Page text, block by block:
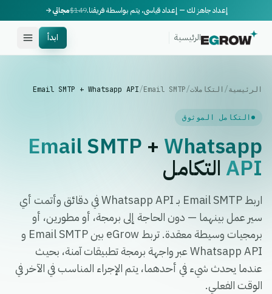
إعداد جاهز لك — إعداد قياسي، يتم بواسطة فريقنا.$149مجاني
الرئيسية ابدأ
الرئيسية/ التكاملات/
Email SMTP
/
Email SMTP + Whatsapp API
التكامل الموثوق
Email SMTP + Whatsapp
API التكامل
اربط Email SMTP بـ Whatsapp API في دقائق وأتمت أي
سير عمل بينهما — دون الحاجة إلى برمجة، أو مطورين، أو
برمجيات وسيطة معقدة. تربط eGrow بين Email SMTP و
Whatsapp API عبر واجهة برمجة تطبيقات آمنة، بحيث
عندما يحدث شيء في أحدهما، يتم الإجراء المناسب في الآخر في
الوقت الفعلي.